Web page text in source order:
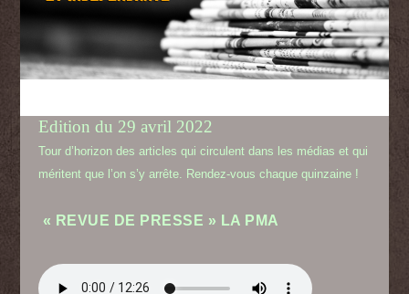
Edition du 29 avril 2022
Tour d’horizon des articles qui circulent dans les médias et qui
méritent que l’on s’y arrête. Rendez-vous chaque quinzaine !
« REVUE DE PRESSE » LA PMA